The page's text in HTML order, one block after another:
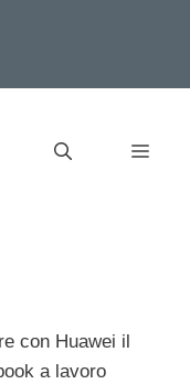
con Huawei il
a lavoro